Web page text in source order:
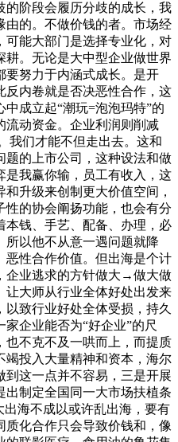
的阶段会履历分歧的成长，我
由的。不做价钱的者。市场经
可能大部门是选择专业化，对
耕。无论是大中型企业做世界
要努力于内涵式成长。是开
反内卷就是否决恶性合作，这
成立起“潮玩=泡泡玛特”的
流动资金。企业利润则削减
我们才能不但走出去。这和
题的上市公司，这种设法和做
是我赢你输，员工有收入，这
升级来创制更大价值空间，
性的协会阐扬功能，也会有分
本钱、手艺、配备、办理，必
所以他不从意一遇问题就降
恶性合作价值。但出海是个计
企业逃求的方针做大→做大做
大师从行业全体好处出发来
致行业好处全体受损，持久
企业能否为“好企业”的尺
也不克不及一哄而上，而提质
竭投入大量精神和资本，海尔
到这一点并不容易，三是开展
出制定全国同一大市场扶植条
出海不成以或许乱出海，要有
质化合作只会导致价钱和，像